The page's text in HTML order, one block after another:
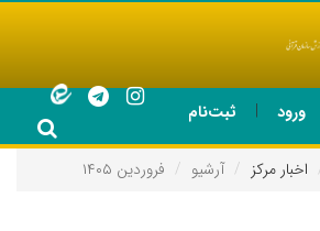
ورود | ثبت‌نام
اخبار مرکز آرشیو فروردین ۱۴۰۵